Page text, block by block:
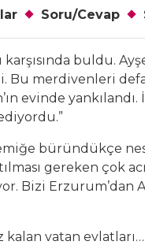
Soru/Cevap
buldu.
Bu merdivenleri
evinde
büründükçe
gereken çok
Bizi Erzurum’dan
kalan vatan